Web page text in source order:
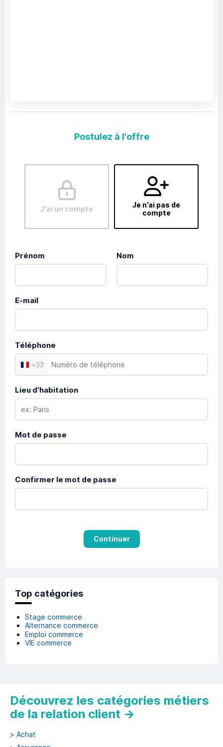
Postulez à l'offre
J'ai un compte
Je n’ai pas de
compte
Prénom Nom
E-mail
Téléphone
+33
Lieu d'habitation
Mot de passe
Confirmer le mot de passe
Continuer
Top catégories
Stage commerce
Alternance commerce
Emploi commerce
VIE commerce
Découvrez les catégories métiers
de la relation client →
> Achat